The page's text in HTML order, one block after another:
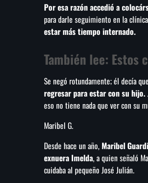
Por esa razón accedió a
para darle seguimiento en la
estar más tiempo internado.
También lee: Estos
Se negó rotundamente; él decía
regresar para estar con su
eso no tiene nada que ver con su
Maribel G.
Desde hace un año, Maribel
exnuera Imelda, a quien señaló
cuidaba al pequeño José Julián.